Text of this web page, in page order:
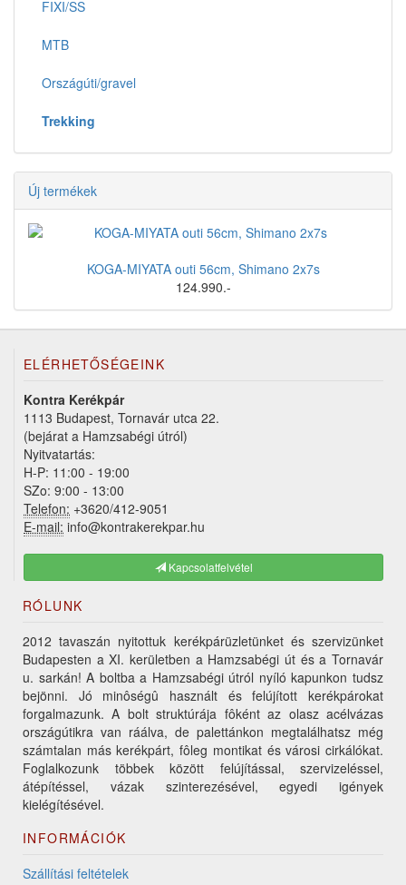
FIXI/SS
MTB
Országúti/gravel
Trekking
Új termékek
KOGA-MIYATA outi 56cm, Shimano 2x7s
124.990.-
ELÉRHETŐSÉGEINK
Kontra Kerékpár
1113 Budapest, Tornavár utca 22.
(bejárat a Hamzsabégi útról)
Nyitvatartás:
H-P: 11:00 - 19:00
SZo: 9:00 - 13:00
Telefon: +3620/412-9051
E-mail: info@kontrakerekpar.hu
Kapcsolatfelvétel
RÓLUNK
2012 tavaszán nyitottuk kerékpárüzletünket és szervizünket
Budapesten a XI. kerületben a Hamzsabégi út és a Tornavár
u. sarkán! A boltba a Hamzsabégi útról nyíló kapunkon tudsz
bejönni. Jó minôségû használt és felújított kerékpárokat
forgalmazunk. A bolt struktúrája fôként az olasz acélvázas
országútikra van ráálva, de palettánkon megtalálhatsz még
számtalan más kerékpárt, fôleg montikat és városi cirkálókat.
Foglalkozunk többek között felújítással, szervizeléssel,
átépítéssel, vázak szinterezésével, egyedi igények
kielégítésével.
INFORMÁCIÓK
Szállítási feltételek